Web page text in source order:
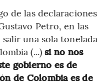
de las declaraciones
Petro, en las
una sola tonelada
(...)si no nos
gobierno es de
de Colombia es de